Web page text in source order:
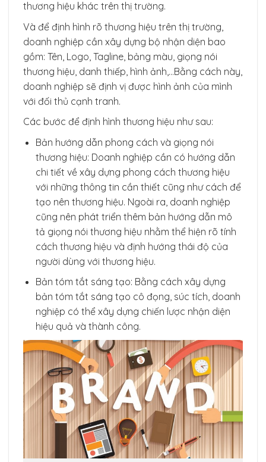
thương hiệu khác trên thị trường.
Và để định hình rõ thương hiệu trên thị trường,
doanh nghiệp cần xây dựng bộ nhận diện bao
gồm: Tên, Logo, Tagline, bảng màu, giọng nói
thương hiệu, danh thiếp, hình ảnh,…Bằng cách này,
doanh nghiệp sẽ định vị được hình ảnh của mình
với đối thủ cạnh tranh.
Các bước để định hình thương hiệu như sau:
Bản hướng dẫn phong cách và giọng nói
thương hiệu: Doanh nghiệp cần có hướng dẫn
chi tiết về xây dựng phong cách thương hiệu
với những thông tin cần thiết cũng như cách để
tạo nên thương hiệu. Ngoài ra, doanh nghiệp
cũng nên phát triển thêm bản hướng dẫn mô
tả giọng nói thương hiệu nhằm thể hiện rõ tính
cách thương hiệu và định hướng thái độ của
người dùng với thương hiệu.
Bản tóm tắt sáng tạo: Bằng cách xây dựng
bản tóm tắt sáng tạo cô đọng, súc tích, doanh
nghiệp có thể xây dựng chiến lược nhận diện
hiệu quả và thành công.